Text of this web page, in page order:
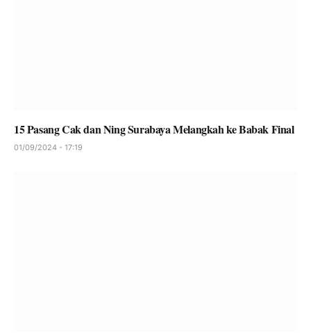
15 Pasang Cak dan Ning Surabaya Melangkah ke Babak Final
01/09/2024 - 17:19